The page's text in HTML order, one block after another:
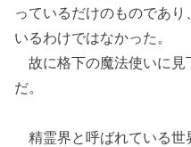
っているだけのものであ
いるわけではなかった。
故に格下の魔法使いに見
だ。
精霊界と呼ばれている世